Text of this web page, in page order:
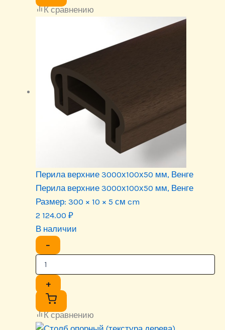
К сравнению
Перила верхние 3000х100х50 мм, Венге
Перила верхние 3000х100х50 мм, Венге
Размер: 300 × 10 × 5 см cm
2 124.00 ₽
В наличии
−
+
К сравнению